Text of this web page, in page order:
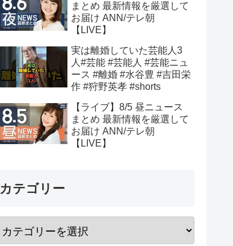
まとめ 最新情報を厳選して
お届け ANN/テレ朝
【LIVE】
実は離婚していた芸能人3
人#芸能 #芸能人 #芸能ニュ
ース #離婚 #水谷豊 #吉田栄
作 #狩野英孝 #shorts
【ライブ】8/5 昼ニュース
まとめ 最新情報を厳選して
お届け ANN/テレ朝
【LIVE】
カテゴリー